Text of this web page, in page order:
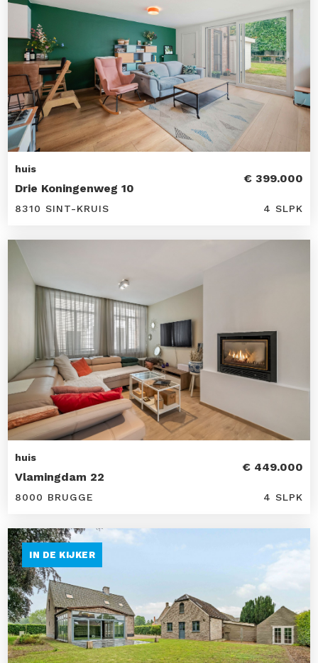
huis
Drie Koningenweg 10
€ 399.000
8310 SINT-KRUIS 4 SLPK
huis
Vlamingdam 22
€ 449.000
8000 BRUGGE 4 SLPK
IN DE KIJKER